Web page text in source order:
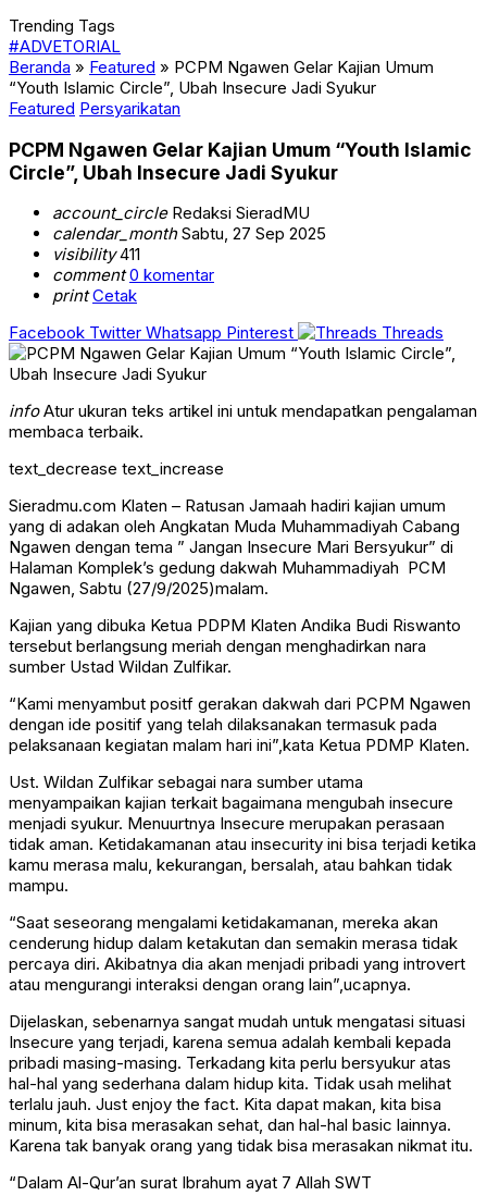
Trending Tags
#ADVETORIAL
Beranda » Featured » PCPM Ngawen Gelar Kajian Umum
“Youth Islamic Circle”, Ubah Insecure Jadi Syukur
Featured Persyarikatan
PCPM Ngawen Gelar Kajian Umum “Youth Islamic
Circle”, Ubah Insecure Jadi Syukur
account_circleRedaksi SieradMU
calendar_monthSabtu, 27 Sep 2025
visibility411
comment 0 komentar
print Cetak
Facebook Twitter Whatsapp Pinterest Threads
infoAtur ukuran teks artikel ini untuk mendapatkan pengalaman
membaca terbaik.
text_decrease text_increase
Sieradmu.com Klaten – Ratusan Jamaah hadiri kajian umum
yang di adakan oleh Angkatan Muda Muhammadiyah Cabang
Ngawen dengan tema ” Jangan Insecure Mari Bersyukur” di
Halaman Komplek’s gedung dakwah Muhammadiyah PCM
Ngawen, Sabtu (27/9/2025)malam.
Kajian yang dibuka Ketua PDPM Klaten Andika Budi Riswanto
tersebut berlangsung meriah dengan menghadirkan nara
sumber Ustad Wildan Zulfikar.
“Kami menyambut positf gerakan dakwah dari PCPM Ngawen
dengan ide positif yang telah dilaksanakan termasuk pada
pelaksanaan kegiatan malam hari ini”,kata Ketua PDMP Klaten.
Ust. Wildan Zulfikar sebagai nara sumber utama
menyampaikan kajian terkait bagaimana mengubah insecure
menjadi syukur. Menuurtnya Insecure merupakan perasaan
tidak aman. Ketidakamanan atau insecurity ini bisa terjadi ketika
kamu merasa malu, kekurangan, bersalah, atau bahkan tidak
mampu.
“Saat seseorang mengalami ketidakamanan, mereka akan
cenderung hidup dalam ketakutan dan semakin merasa tidak
percaya diri. Akibatnya dia akan menjadi pribadi yang introvert
atau mengurangi interaksi dengan orang lain”,ucapnya.
Dijelaskan, sebenarnya sangat mudah untuk mengatasi situasi
Insecure yang terjadi, karena semua adalah kembali kepada
pribadi masing-masing. Terkadang kita perlu bersyukur atas
hal-hal yang sederhana dalam hidup kita. Tidak usah melihat
terlalu jauh. Just enjoy the fact. Kita dapat makan, kita bisa
minum, kita bisa merasakan sehat, dan hal-hal basic lainnya.
Karena tak banyak orang yang tidak bisa merasakan nikmat itu.
“Dalam Al-Qur’an surat Ibrahum ayat 7 Allah SWT